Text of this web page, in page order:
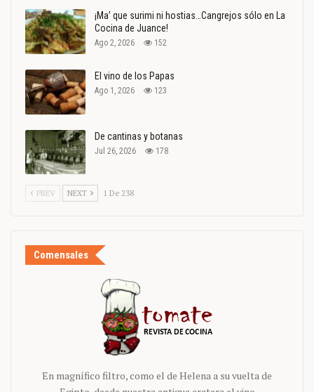
¡Ma’ que surimi ni hostias…Cangrejos sólo en La
Cocina de Juance!
Ago 2, 2026 152
El vino de los Papas
Ago 1, 2026 123
De cantinas y botanas
Jul 26, 2026 178
PREV NEXT 1 De 238
Comensales
En magnífico filtro, como el de Helena a su vuelta de